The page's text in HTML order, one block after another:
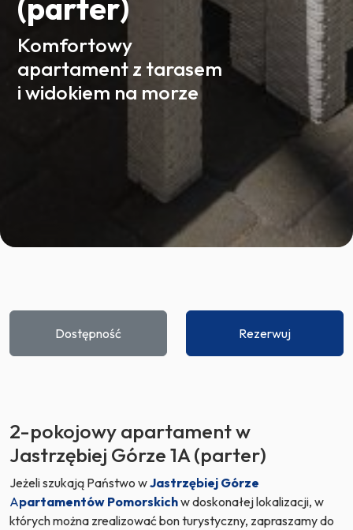
(parter)
Komfortowy
apartament z tarasem
i widokiem na morze
Dostępność Rezerwuj
2-pokojowy apartament w
Jastrzębiej Górze 1A (parter)
Jeżeli szukają Państwo wJastrzębiej Górze
Apartamentów Pomorskichw doskonałej lokalizacji, w
których można zrealizować bon turystyczny, zapraszamy do